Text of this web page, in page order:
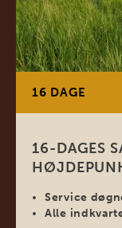
16 DAGE
16-DAGES
Service
Alle